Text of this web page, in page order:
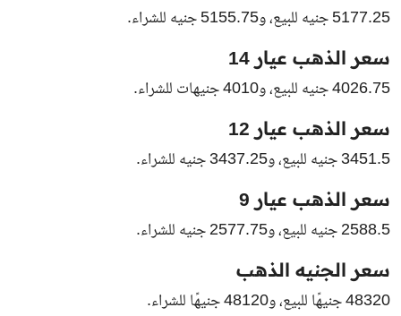
5177.25 جنيه للبيع، و5155.75 جنيه للشراء.
سعر الذهب عيار 14
4026.75 جنيه للبيع، و4010 جنيهات للشراء.
سعر الذهب عيار 12
3451.5 جنيه للبيع، و3437.25 جنيه للشراء.
سعر الذهب عيار 9
2588.5 جنيه للبيع، و2577.75 جنيه للشراء.
سعر الجنيه الذهب
48320 جنيهًا للبيع، و48120 جنيهًا للشراء.